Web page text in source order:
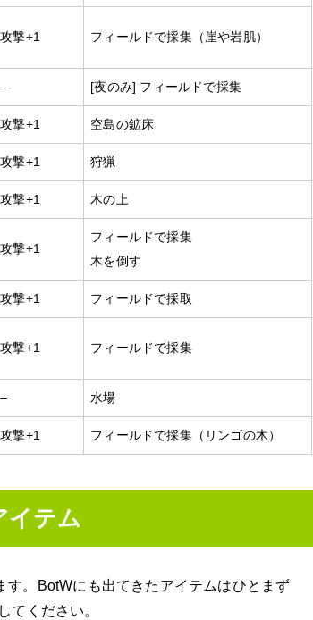
攻撃+1 フィールドで採集（崖や岩肌）
– [夜のみ] フィールドで採集
攻撃+1 空島の鉱床
攻撃+1 狩猟
攻撃+1 木の上
攻撃+1
フィールドで採集
木を倒す
攻撃+1 フィールドで採取
攻撃+1 フィールドで採集
– 水場
攻撃+1 フィールドで採集（リンゴの木）
イテム
。BotWにも出てきたアイテムはひとまず
てください。